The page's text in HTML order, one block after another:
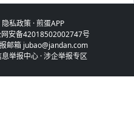
隐私政策·煎蛋APP
安备42018502002747号
邮箱 jubao@jandan.com
举报中心 ·涉企举报专区